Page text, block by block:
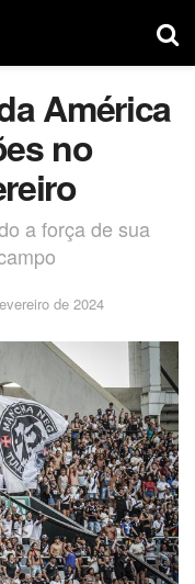
América
no
a força de sua
de 2024